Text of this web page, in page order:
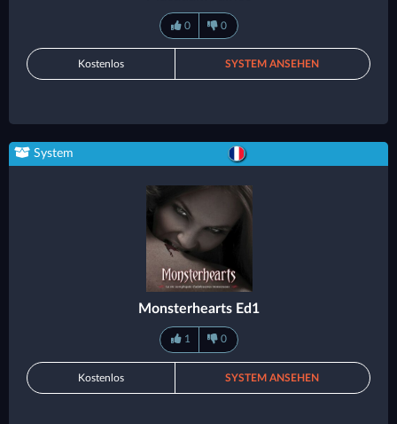
0 0
Kostenlos SYSTEM ANSEHEN
System
Monsterhearts Ed1
1 0
Kostenlos SYSTEM ANSEHEN